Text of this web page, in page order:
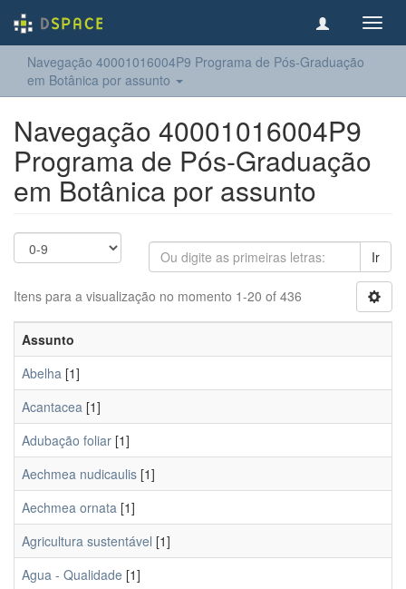
Navegação 40001016004P9 Programa de Pós-Graduação
em Botânica por assunto
Navegação 40001016004P9
Programa de Pós-Graduação
em Botânica por assunto
Ir
Itens para a visualização no momento 1-20 of 436
Assunto
Abelha [1]
Acantacea [1]
Adubação foliar [1]
Aechmea nudicaulis [1]
Aechmea ornata [1]
Agricultura sustentável [1]
Agua - Qualidade [1]